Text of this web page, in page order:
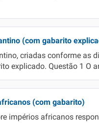
(com gabarito
criadas conforme as
explicado. Questão 1 O
(com gabarito)
impérios africanos